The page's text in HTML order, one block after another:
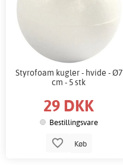
Styrofoam kugler - hvide - Ø7
cm - 5 stk
29 DKK
Bestillingsvare
Køb